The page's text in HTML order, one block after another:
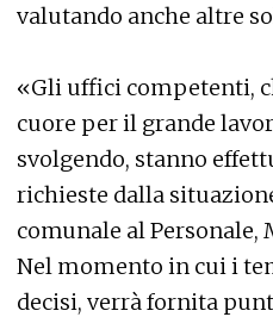
valutando anche altre
«Gli uffici competenti,
cuore per il grande
svolgendo, stanno
richieste dalla
comunale al Personale,
Nel momento in cui i
decisi, verrà fornita